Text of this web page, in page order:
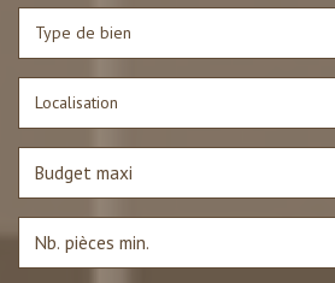
Type de bien
Localisation